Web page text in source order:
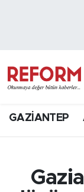
GAZİANTEP
Hava
Süper Lig
Tüm